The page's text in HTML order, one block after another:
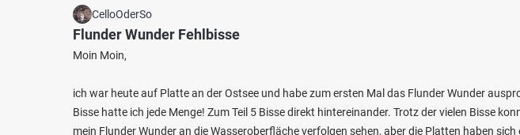
CelloOderSo
Flunder Wunder Fehlbisse
Moin Moin,
ich war heute auf Platte an der Ostsee und habe zum ersten Mal das Flunder Wunder
Bisse hatte ich jede Menge! Zum Teil 5 Bisse direkt hintereinander. Trotz der vielen Bisse
mein Flunder Wunder an die Wasseroberfläche verfolgen sehen, aber die Platten haben